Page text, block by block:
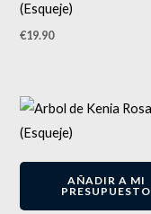
(Esqueje)
€19.90
AÑADIR A MI
PRESUPUESTO